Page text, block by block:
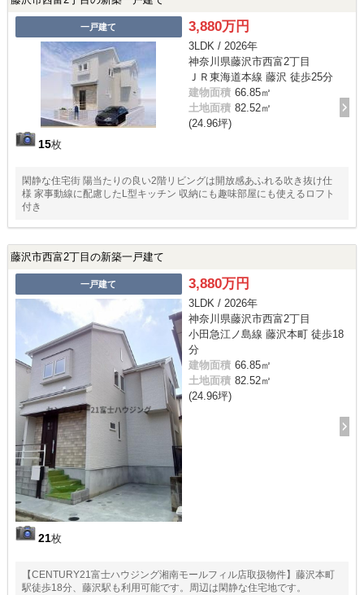
一戸建て
15枚
3,880万円
3LDK / 2026年
神奈川県藤沢市西富2丁目
ＪＲ東海道本線 藤沢 徒歩25分
建物面積 66.85㎡
土地面積 82.52㎡
(24.96坪)
閑静な住宅街 陽当たりの良い2階リビングは開放感あふれる吹き抜け仕
様 家事動線に配慮したL型キッチン 収納にも趣味部屋にも使えるロフト
付き
藤沢市西富2丁目の新築一戸建て
一戸建て
21枚
3,880万円
3LDK / 2026年
神奈川県藤沢市西富2丁目
小田急江ノ島線 藤沢本町 徒歩18
分
建物面積 66.85㎡
土地面積 82.52㎡
(24.96坪)
【CENTURY21富士ハウジング湘南モールフィル店取扱物件】藤沢本町
駅徒歩18分、藤沢駅も利用可能です。周辺は閑静な住宅地です。